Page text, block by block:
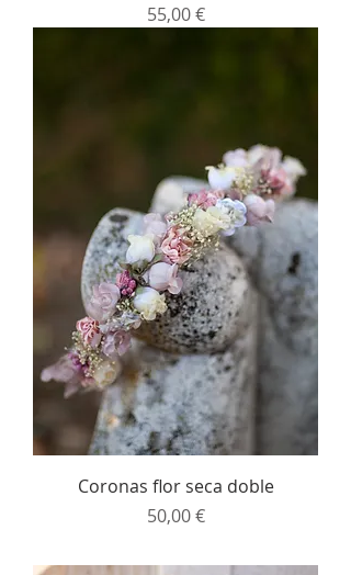
Precio
55,00 €
Coronas flor seca doble
Precio
50,00 €